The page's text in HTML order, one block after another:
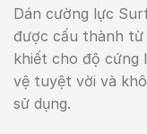
Dán cường lực
được cấu thành từ
khiết cho độ cứng
vệ tuyệt vời và
sử dụng.